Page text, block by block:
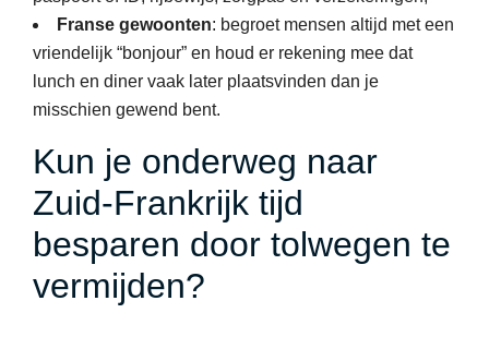
Franse gewoonten: begroet mensen altijd met een
vriendelijk “bonjour” en houd er rekening mee dat
lunch en diner vaak later plaatsvinden dan je
misschien gewend bent.
Kun je onderweg naar
Zuid-Frankrijk tijd
besparen door tolwegen te
vermijden?